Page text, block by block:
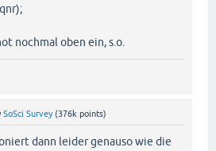
nochmal oben ein, s.o.
SoSci Survey (376k points)
dann leider genauso wie die